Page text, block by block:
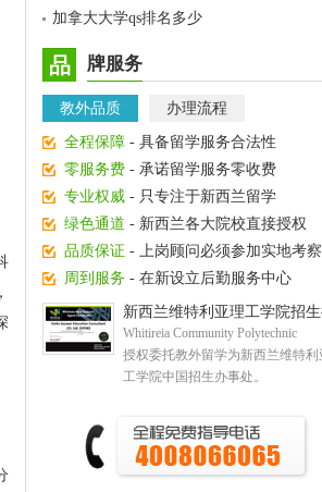
加拿大大学qs排名多少
品 牌服务
教外品质 办理流程
全程保障 - 具备留学服务合法性
零服务费 - 承诺留学服务零收费
专业权威 - 只专注于新西兰留学
绿色通道 - 新西兰各大院校直接授权
品质保证 - 上岗顾问必须参加实地考察
周到服务 - 在新设立后勤服务中心